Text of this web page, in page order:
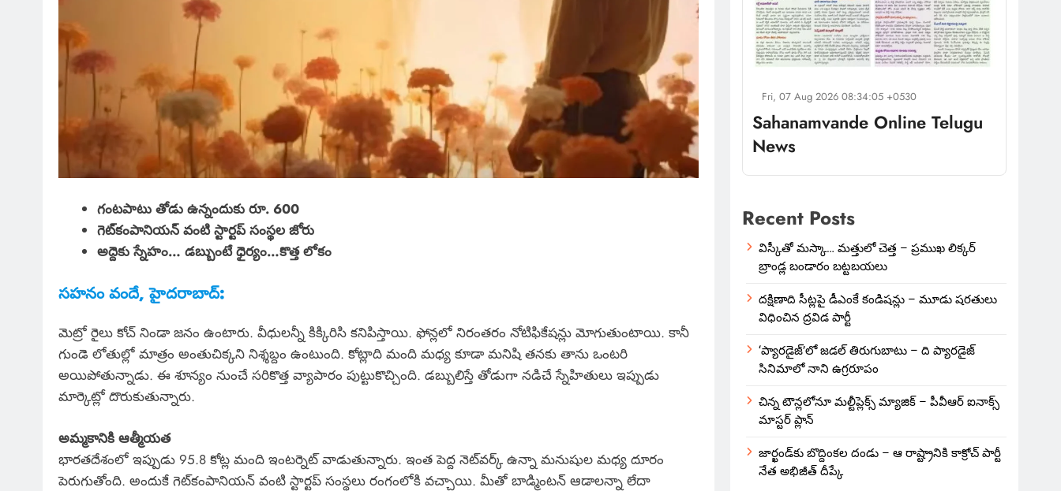
గంటపాటు తోడు ఉన్నందుకు రూ. 600
గెట్‌కంపానియన్ వంటి స్టార్టప్ సంస్థల‌ జోరు
అద్దెకు స్నేహం… డబ్బుంటే ధైర్యం…కొత్త లోకం
సహనం వందే, హైదరాబాద్:
మెట్రో రైలు కోచ్ నిండా జనం ఉంటారు. వీధులన్నీ కిక్కిరిసి కనిపిస్తాయి. ఫోన్లలో నిరంతరం నోటిఫికేషన్లు మోగుతుంటాయి. కానీ
గుండె లోతుల్లో మాత్రం అంతుచిక్కని నిశ్శబ్దం ఉంటుంది. కోట్లాది మంది మధ్య కూడా మనిషి తనకు తాను ఒంటరి
అయిపోతున్నాడు. ఈ శూన్యం నుంచే సరికొత్త వ్యాపారం పుట్టుకొచ్చింది. డబ్బులిస్తే తోడుగా నడిచే స్నేహితులు ఇప్పుడు
మార్కెట్లో దొరుకుతున్నారు.
అమ్మకానికి ఆత్మీయత
భారతదేశంలో ఇప్పుడు 95.8 కోట్ల మంది ఇంటర్నెట్ వాడుతున్నారు. ఇంత పెద్ద నెట్‌వర్క్ ఉన్నా మనుషుల మధ్య దూరం
పెరుగుతోంది. అందుకే గెట్‌కంపానియన్ వంటి స్టార్టప్ సంస్థలు రంగంలోకి వచ్చాయి. మీతో బాడ్మింటన్ ఆడాలన్నా లేదా
Fri, 07 Aug 2026 08:34:05 +0530
Sahanamvande Online Telugu
News
Recent Posts
విస్కీతో మస్కా… మత్తులో చెత్త – ప్రముఖ లిక్కర్
బ్రాండ్ల బండారం బట్టబయలు
దక్షిణాది సీట్లపై డీఎంకే కండిషన్లు – మూడు షరతులు
విధించిన ద్రవిడ పార్టీ
‘ప్యారడైజ్’లో జడల్ తిరుగుబాటు – ది ప్యారడైజ్
సినిమాలో నాని ఉగ్రరూపం
చిన్న టౌన్లలోనూ మల్టీప్లెక్స్‌ మ్యాజిక్ – పీవీఆర్ ఐనాక్స్
మాస్టర్ ప్లాన్
జార్ఖండ్‌కు బొద్దింకల దండు – ఆ రాష్ట్రానికి కాక్రోచ్ పార్టీ
నేత అభిజీత్ దీప్కే